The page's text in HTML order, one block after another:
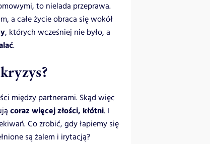
to nielada przeprawa.
a całe życie obraca się wokół
, których wcześniej nie było, a
.
między partnerami. Skąd więc
coraz więcej złości, kłótni. I
Co zrobić, gdy łapiemy się
są żalem i irytacją?